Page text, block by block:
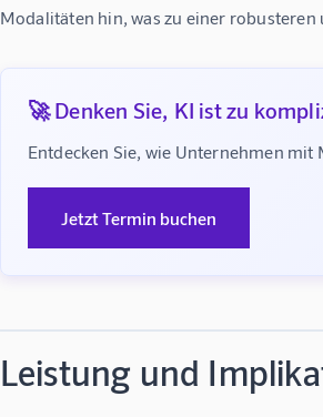
Modalitäten hin, was zu einer
🚀 Denken Sie, KI ist zu
Entdecken Sie, wie Unternehmen
Jetzt Termin buchen
Leistung und